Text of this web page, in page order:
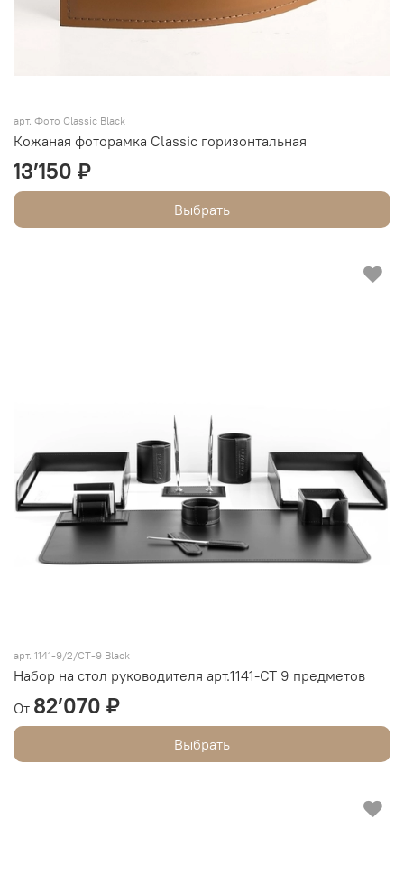
арт. Фото Classic Black
Кожаная фоторамка Classic горизонтальная
13’150 ₽
Выбрать
арт. 1141-9/2/СТ-9 Black
Набор на стол руководителя арт.1141-СТ 9 предметов
От 82’070 ₽
Выбрать